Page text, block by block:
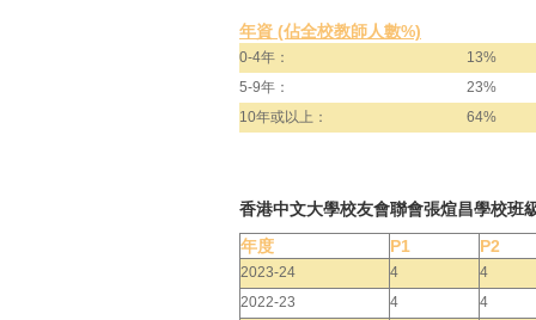
年資 (佔全校教師人數%)
0-4年：
13%
5-9年：
23%
10年或以上：
64%
香港中文大學校友會聯會張煊昌學校班
年度
P1 P2
2023-24 4
4
2022-23
4
4